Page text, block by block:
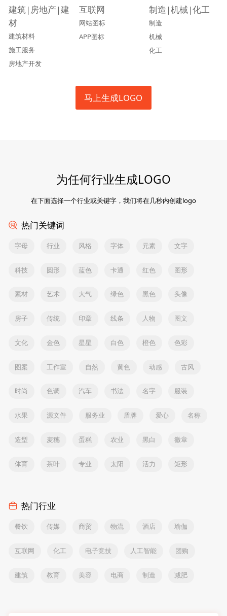
建筑|房地产|建
材
建筑材料
施工服务
房地产开发
互联网
网站图标
APP图标
制造|机械|化工
制造
机械
化工
马上生成LOGO
为任何行业生成LOGO
在下面选择一个行业或关键字，我们将在几秒内创建logo
热门关键词
字母 行业 风格 字体 元素 文字
科技 圆形 蓝色 卡通 红色 图形
素材 艺术 大气 绿色 黑色 头像
房子 传统 印章 线条 人物 图文
文化 金色 星星 白色 橙色 色彩
图案 工作室 自然 黄色 动感 古风
时尚 色调 汽车 书法 名字 服装
水果 源文件 服务业 盾牌 爱心 名称
造型 麦穗 蛋糕 农业 黑白 徽章
体育 茶叶 专业 太阳 活力 矩形
热门行业
餐饮 传媒 商贸 物流 酒店 瑜伽
互联网 化工 电子竞技 人工智能 团购
建筑 教育 美容 电商 制造 减肥